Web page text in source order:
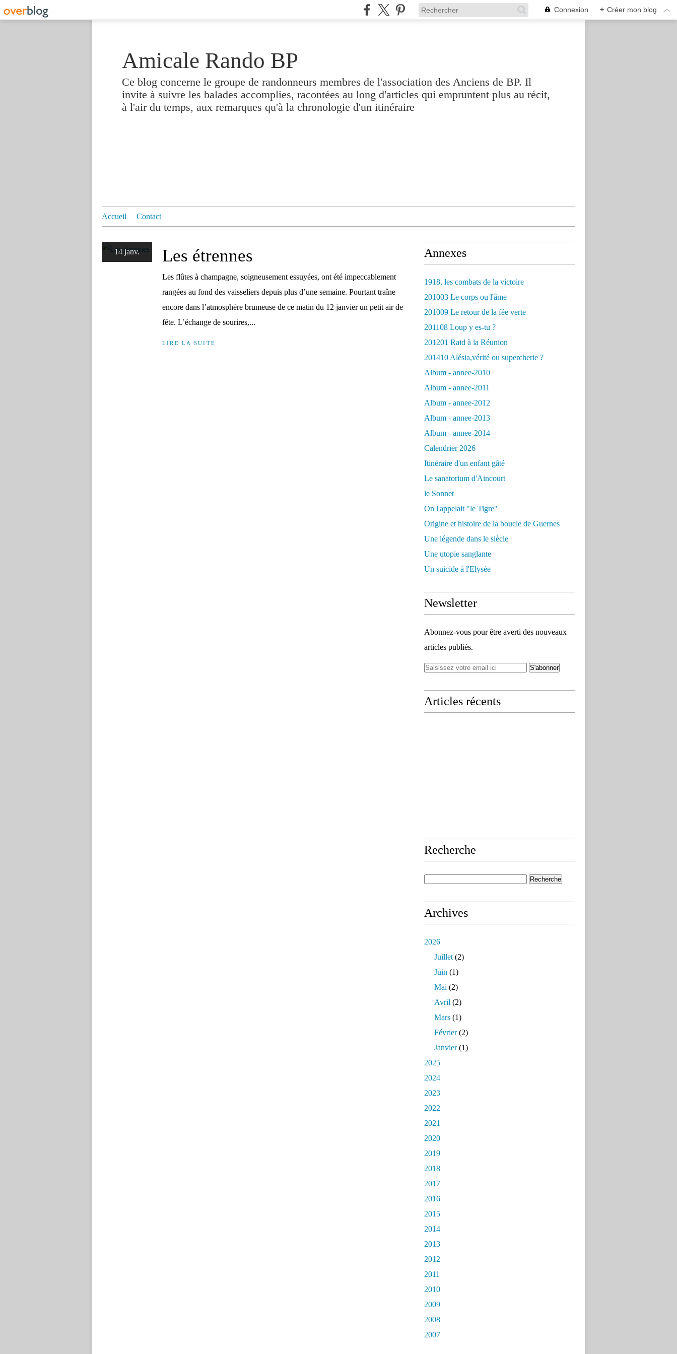
Connexion + Créer mon blog
Amicale Rando BP
Ce blog concerne le groupe de randonneurs membres de l'association des Anciens de BP. Il
invite à suivre les balades accomplies, racontées au long d'articles qui empruntent plus au récit,
à l'air du temps, aux remarques qu'à la chronologie d'un itinéraire
Accueil Contact
14 janv. Les étrennes
Les flûtes à champagne, soigneusement essuyées, ont été impeccablement
rangées au fond des vaisseliers depuis plus d’une semaine. Pourtant traîne
encore dans l’atmosphère brumeuse de ce matin du 12 janvier un petit air de
fête. L’échange de sourires,...
LIRE LA SUITE
Annexes
1918, les combats de la victoire
201003 Le corps ou l'âme
201009 Le retour de la fée verte
201108 Loup y es-tu ?
201201 Raid à la Réunion
201410 Alésia,vérité ou supercherie ?
Album - annee-2010
Album - annee-2011
Album - annee-2012
Album - annee-2013
Album - annee-2014
Calendrier 2026
Itinéraire d'un enfant gâté
Le sanatorium d'Aincourt
le Sonnet
On l'appelait "le Tigre"
Origine et histoire de la boucle de Guernes
Une légende dans le siècle
Une utopie sanglante
Un suicide à l'Elysée
Newsletter
Abonnez-vous pour être averti des nouveaux
articles publiés.
Articles récents
Recherche
Archives
2026
Juillet (2)
Juin (1)
Mai (2)
Avril (2)
Mars (1)
Février(2)
Janvier(1)
2025
2024
2023
2022
2021
2020
2019
2018
2017
2016
2015
2014
2013
2012
2011
2010
2009
2008
2007